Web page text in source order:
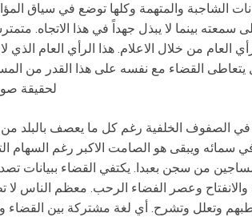
لهذا السبب..
الشاجبة والمتهمة وكلها توضع في سياق
بينما لا يبذل جهداً في هذا الاتجاه.
من خلال الاعلام. هذا الرأي العام الذي
يتعاطى القضاء مع نفسه على هذا القدر من
لحقيقة
الصفوف الخلفية رغم كل ما يعصف بالبلد
سمائه ويبقى هو الصامت الاكبر رغم السهام
من سجن بعبدا. يكتفي القضاء ببيانات
والانفتاح وعصر الفضاء الرحب. معظم الناس لا
وتعلل وتشرح. أي لغة مشتركة بين القضاء